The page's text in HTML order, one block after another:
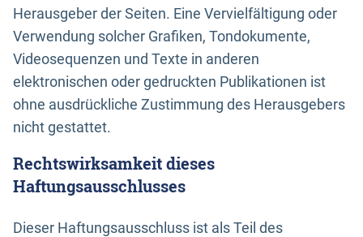
Herausgeber der Seiten. Eine Vervielfältigung oder
Verwendung solcher Grafiken, Tondokumente,
Videosequenzen und Texte in anderen
elektronischen oder gedruckten Publikationen ist
ohne ausdrückliche Zustimmung des Herausgebers
nicht gestattet.
Rechtswirksamkeit dieses
Haftungsausschlusses
Dieser Haftungsausschluss ist als Teil des